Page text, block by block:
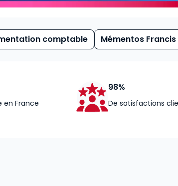
comptable Mémentos
en France
98%
De satisfactions